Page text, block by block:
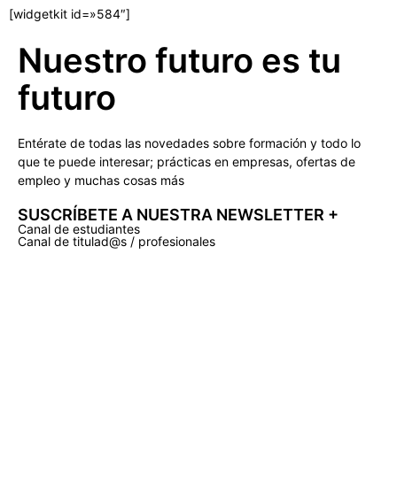
[widgetkit id=»584″]
Nuestro futuro es tu
futuro
Entérate de todas las novedades sobre formación y todo lo
que te puede interesar; prácticas en empresas, ofertas de
empleo y muchas cosas más
SUSCRÍBETE A NUESTRA NEWSLETTER +​
Canal de estudiantes
Canal de titulad@s / profesionales